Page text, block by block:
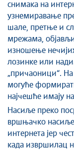
снимака на
узнемиравање
шале, претње и
мрежама,
изношење
лозинке или
„причаоници“.
могуће
најчешће имају
Насиље преко
вршњачко насиље
интернета јер
када извршилац